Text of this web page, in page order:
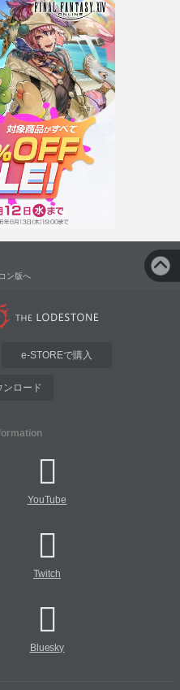
ン版へ
e-STOREで購入
ンロード
YouTube
Twitch
Bluesky